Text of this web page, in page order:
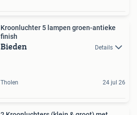
Kroonluchter 5 lampen groen-antieke
finish
Bieden Details
Tholen 24 jul 26